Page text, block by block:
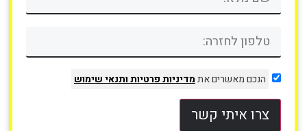
הנכם מאשרים אתמדיניות פרטיותותנאי שימוש
צרו איתי קשר